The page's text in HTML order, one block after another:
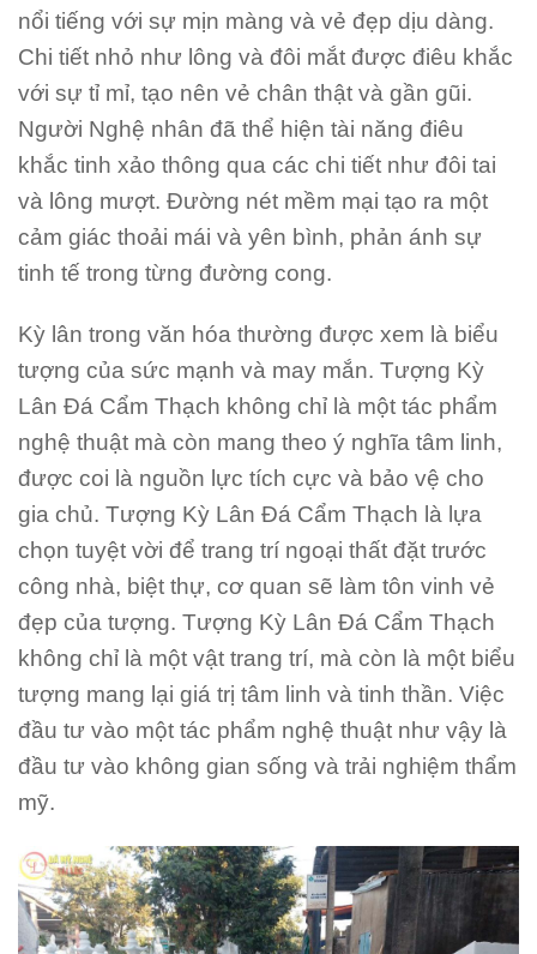
nổi tiếng với sự mịn màng và vẻ đẹp dịu dàng.
Chi tiết nhỏ như lông và đôi mắt được điêu khắc
với sự tỉ mỉ, tạo nên vẻ chân thật và gần gũi.
Người Nghệ nhân đã thể hiện tài năng điêu
khắc tinh xảo thông qua các chi tiết như đôi tai
và lông mượt. Đường nét mềm mại tạo ra một
cảm giác thoải mái và yên bình, phản ánh sự
tinh tế trong từng đường cong.
Kỳ lân trong văn hóa thường được xem là biểu
tượng của sức mạnh và may mắn. Tượng Kỳ
Lân Đá Cẩm Thạch không chỉ là một tác phẩm
nghệ thuật mà còn mang theo ý nghĩa tâm linh,
được coi là nguồn lực tích cực và bảo vệ cho
gia chủ. Tượng Kỳ Lân Đá Cẩm Thạch là lựa
chọn tuyệt vời để trang trí ngoại thất đặt trước
công nhà, biệt thự, cơ quan sẽ làm tôn vinh vẻ
đẹp của tượng. Tượng Kỳ Lân Đá Cẩm Thạch
không chỉ là một vật trang trí, mà còn là một biểu
tượng mang lại giá trị tâm linh và tinh thần. Việc
đầu tư vào một tác phẩm nghệ thuật như vậy là
đầu tư vào không gian sống và trải nghiệm thẩm
mỹ.